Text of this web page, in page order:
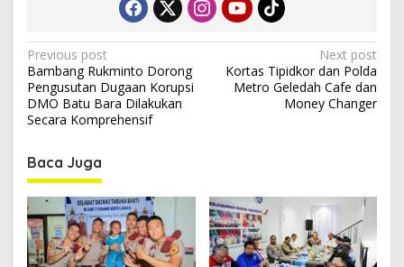
P
o
s
t
n
a
v
i
Previous post
Bambang Rukminto Dorong
Pengusutan Dugaan Korupsi
DMO Batu Bara Dilakukan
Secara Komprehensif
Next post
Kortas Tipidkor dan Polda
Metro Geledah Cafe dan
Money Changer
Baca Juga